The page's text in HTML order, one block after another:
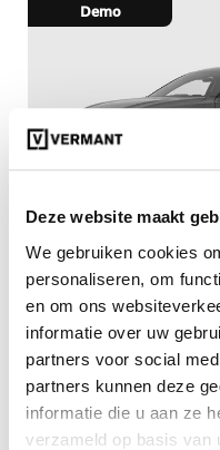
Deze website maakt
We gebruiken cookies
personaliseren, om
en om ons
informatie over uw
partners voor social
partners kunnen deze
informatie die u aan ze
verzameld op basis van
Demo
10006285
Volvo ES90 Ultra
Elektrisch (BEV)
Automaat
Elektrisch
Vergelijken